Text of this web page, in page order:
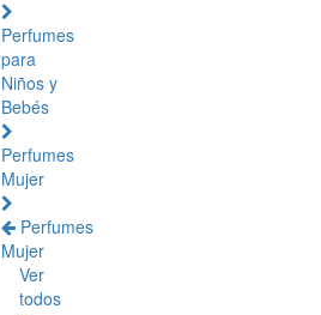
Perfumes
para
Niños y
Bebés
Perfumes
Mujer
Perfumes
Mujer
Ver
todos